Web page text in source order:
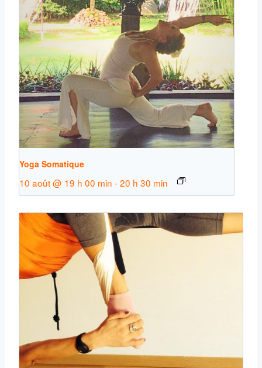
Yoga Somatique
10 août @ 19 h 00 min -20 h 30 min